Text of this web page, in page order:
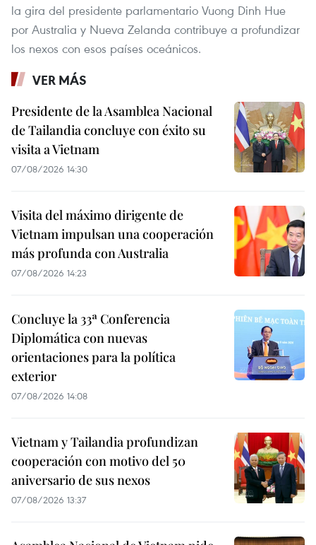
la gira del presidente parlamentario Vuong Dinh Hue
por Australia y Nueva Zelanda contribuye a profundizar
los nexos con esos países oceánicos.
VER MÁS
Presidente de la Asamblea Nacional
de Tailandia concluye con éxito su
visita a Vietnam
07/08/2026 14:30
Visita del máximo dirigente de
Vietnam impulsan una cooperación
más profunda con Australia
07/08/2026 14:23
Concluye la 33ª Conferencia
Diplomática con nuevas
orientaciones para la política
exterior
07/08/2026 14:08
Vietnam y Tailandia profundizan
cooperación con motivo del 50
aniversario de sus nexos
07/08/2026 13:37